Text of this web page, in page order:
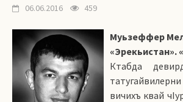
06.06.2016 459
Муьзеффер
«Эрекьистан».
Ктабда
вичихъ квай